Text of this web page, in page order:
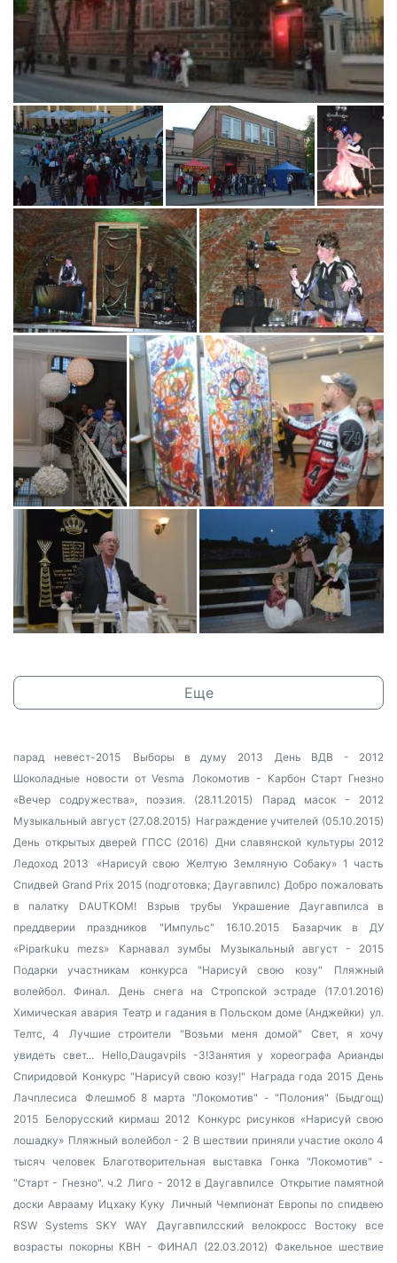
Еще
парад невест-2015 Выборы в думу 2013
День ВДВ - 2012
Шоколадные новости от Vesma
Локомотив - Карбон Старт Гнезно
«Вечер содружества», поэзия. (28.11.2015) Парад масок - 2012
Музыкальный август (27.08.2015) Награждение учителей (05.10.2015)
День открытых дверей ГПСС (2016) Дни славянской культуры 2012
Ледоход 2013
«Нарисуй свою Желтую Земляную Собаку» 1 часть
Спидвей Grand Prix 2015 (подготовка; Даугавпилс) Добро пожаловать
в палатку DAUTKOM!
Взрыв трубы
Украшение Даугавпилса в
преддверии праздников
"Импульс" 16.10.2015
Базарчик в ДУ
«Piparkuku mezs»
Карнавал зумбы
Музыкальный август - 2015
Подарки участникам конкурса "Нарисуй свою козу"
Пляжный
волейбол. Финал.
День снега на Стропской эстраде (17.01.2016)
Химическая авария Театр и гадания в Польском доме (Анджейки) ул.
Телтс, 4
Лучшие строители "Возьми меня домой"
Свет, я хочу
увидеть свет...
Hello,Daugavpils -3!Занятия у хореографа Арианды
Спиридовой Конкурс "Нарисуй свою козу!" Награда года 2015 День
Лачплесиса
Флешмоб 8 марта
"Локомотив" - "Полония" (Быдгощ)
2015 Белорусский кирмаш 2012
Конкурс рисунков «Нарисуй свою
лошадку» Пляжный волейбол - 2 В шествии приняли участие около 4
тысяч человек
Благотворительная выставка
Гонка "Локомотив" -
"Старт - Гнезно". ч.2 Лиго - 2012 в Даугавпилсе Открытие памятной
доски Аврааму Ицхаку Куку Личный Чемпионат Европы по спидвею
RSW Systems SKY WAY
Даугавпилсский велокросс Востоку все
возрасты покорны КВН - ФИНАЛ (22.03.2012)
Факельное шествие